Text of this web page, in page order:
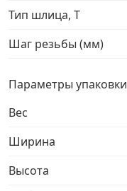
Тип шлица, T
Шаг резьбы (мм)
Параметры упаковки
Вес
Ширина
Высота